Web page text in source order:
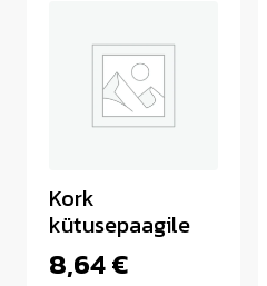
Kork
kütusepaagile
8,64€